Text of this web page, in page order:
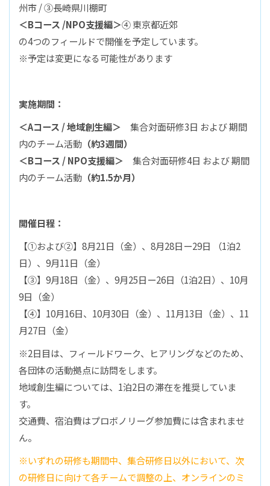
州市 / ③長崎県川棚町
＜Bコース /NPO支援編＞④ 東京都近郊
の4つのフィールドで開催を予定しています。
※予定は変更になる可能性があります
実施期間：
＜Aコース / 地域創生編＞ 集合対面研修3日 および 期間
内のチーム活動 （約3週間）
＜Bコース / NPO支援編＞ 集合対面研修4日 および 期間
内のチーム活動 （約1.5か月）
開催日程：
【①および②】8月21日（金）、8月28日ー29日 （1泊2
日）、9月11日（金）
【③】9月18日（金）、9月25日ー26日（1泊2日）、10月
9日（金）
【④】10月16日、10月30日（金）、11月13日（金）、11
月27日（金）
※2日目は、フィールドワーク、ヒアリングなどのため、
各団体の活動拠点に訪問をします。
地域創生編については、1泊2日の滞在を推奨していま
す。
交通費、宿泊費はプロボノリーグ参加費には含まれませ
ん。
※いずれの研修も期間中、集合研修日以外において、次
の研修日に向けて各チームで調整の上、オンラインのミ